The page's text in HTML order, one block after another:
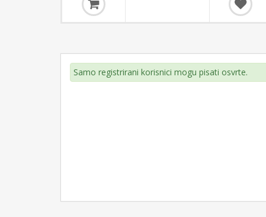
Samo registrirani korisnici mogu pisati osvrte.